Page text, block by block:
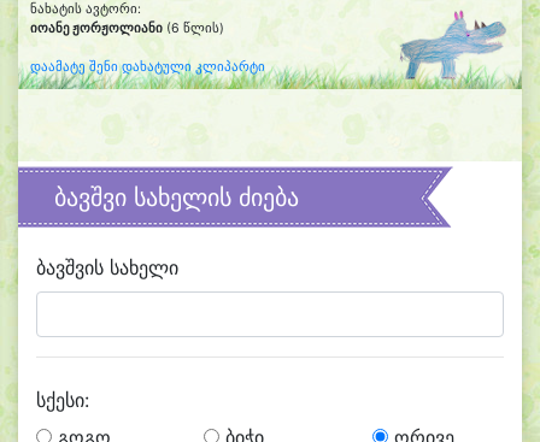
ნახატის ავტორი:
იოანე ჟორჟოლიანი (6 წლის)
დაამატე შენი დახატული კლიპარტი
ბავშვი სახელის ძიება
ბავშვის სახელი
სქესი:
გოგო
ბიჭი ორივე